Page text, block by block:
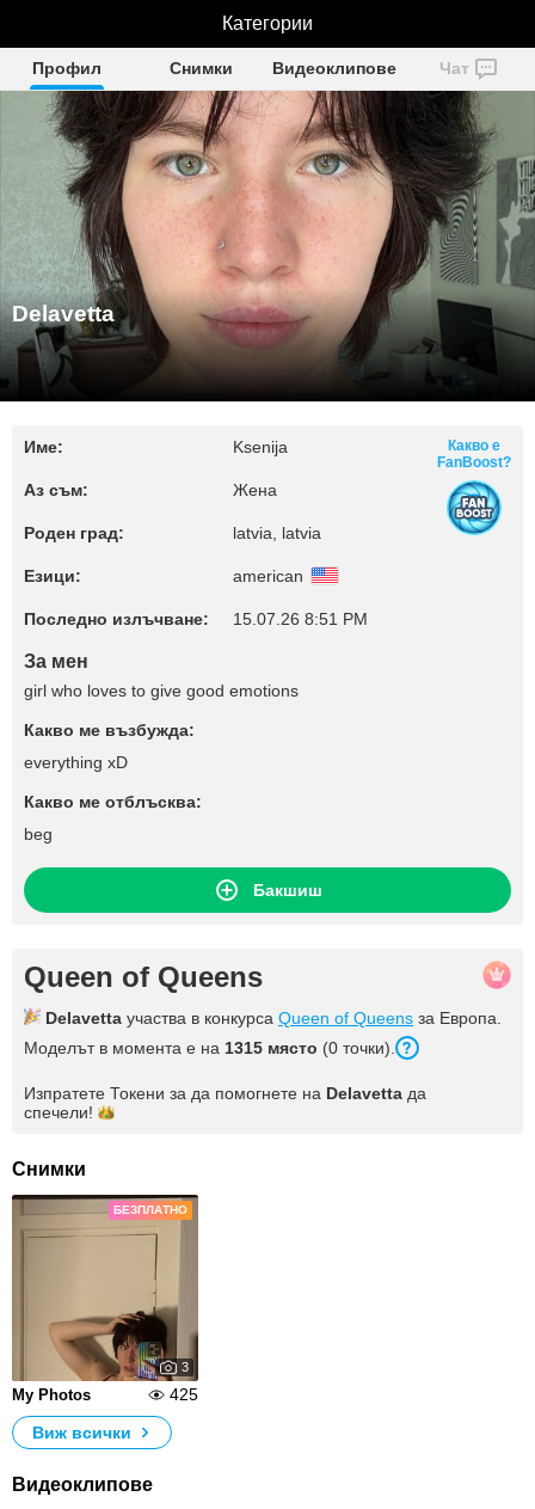
Delavetta
Профил Снимки Видеоклипове Чат
Delavetta
Име: Ksenija
Аз съм: Жена
Роден град: latvia, latvia
Езици: american
Последно излъчване: 15.07.26 8:51 PM
Какво е
FanBoost?
За мен
girl who loves to give good emotions
Какво ме възбужда:
everything xD
Какво ме отблъсква:
beg
Бакшиш
Queen of Queens
Delavetta участва в конкурса Queen of Queens за Европа.
Моделът в момента е на 1315 място (0 точки).
Изпратете Токени за да помогнете на Delavetta да
спечели!
Снимки
БЕЗПЛАТНО
3
My Photos
425
Виж всички
Видеоклипове
Категории